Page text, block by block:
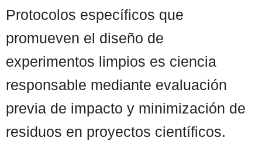
Protocolos específicos que
promueven el diseño de
experimentos limpios es ciencia
responsable mediante evaluación
previa de impacto y minimización de
residuos en proyectos científicos.